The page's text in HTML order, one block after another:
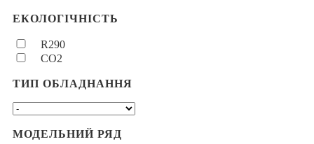
ЕКОЛОГІЧНІСТЬ
R290
CO2
ТИП ОБЛАДНАННЯ
МОДЕЛЬНИЙ РЯД